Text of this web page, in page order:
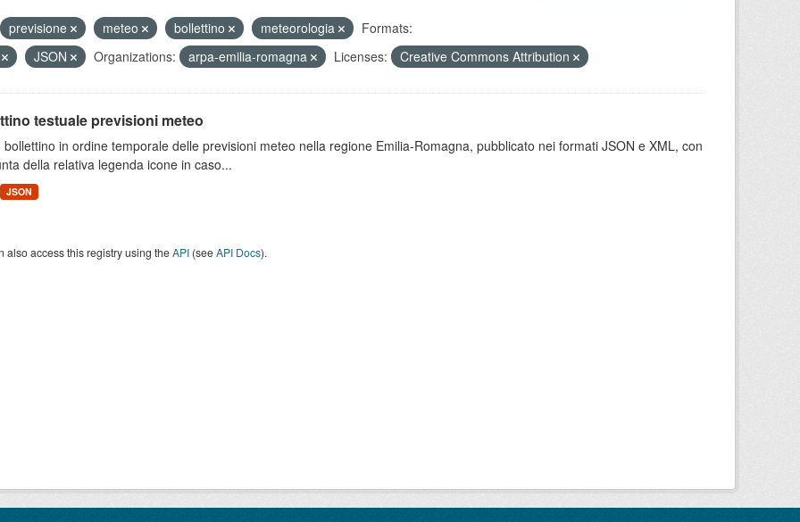
previsione meteo bollettino meteorologia
Formats:
JSON Organizations: arpa-emilia-romagna Licenses: Creative Commons Attribution
testuale previsioni meteo
bollettino in ordine temporale delle previsioni meteo nella regione Emilia-Romagna, pubblicato nei formati JSON e XML, con
della relativa legenda icone in caso...
JSON
also access this registry using theAPI(seeAPI Docs).